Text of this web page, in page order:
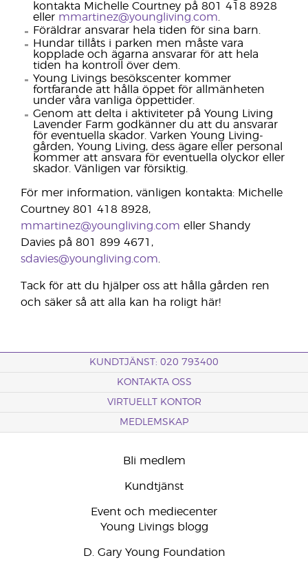
kontakta Michelle Courtney på 801 418 8928
eller mmartinez@youngliving.com
Föräldrar ansvarar hela tiden för sina barn.
Hundar tillåts i parken men måste vara
kopplade och ägarna ansvarar för att hela
tiden ha kontroll över dem.
Young Livings besökscenter kommer
fortfarande att hålla öppet för allmänheten
under våra vanliga öppettider.
Genom att delta i aktiviteter på Young Living
Lavender Farm godkänner du att du ansvarar
för eventuella skador. Varken Young Living-
gården, Young Living, dess ägare eller personal
kommer att ansvara för eventuella olyckor eller
skador. Vänligen var försiktig.
För mer information, vänligen kontakta: Michelle
Courtney 801 418 8928,
mmartinez@youngliving.com eller Shandy
Davies på 801 899 4671,
sdavies@youngliving.com
Tack för att du hjälper oss att hålla gården ren
och säker så att alla kan ha roligt här!
KUNDTJÄNST: 020 793400
KONTAKTA OSS
VIRTUELLT KONTOR
MEDLEMSKAP
Bli medlem
Kundtjänst
Event och mediecenter
Young Livings blogg
D. Gary Young Foundation